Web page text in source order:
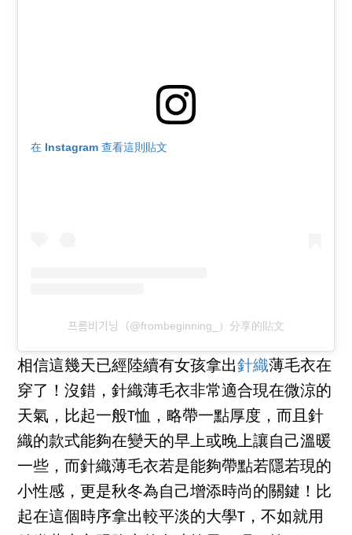
在 Instagram 查看這則貼文
프롬비기닝（@frombeginning_）分享的貼文
相信這幾天已經陸續有女孩拿出針織薄毛衣在
穿了！沒錯，針織薄毛衣非常適合現在微涼的
天氣，比起一般T恤，略帶一點厚度，而且針
織的款式能夠在變天的早上或晚上讓自己溫暖
一些，而針織薄毛衣若是能夠帶點若隱若現的
小性感，更是秋冬為自己增添時尚的關鍵！比
起在這個時序拿出較平淡的大學T，不如就用